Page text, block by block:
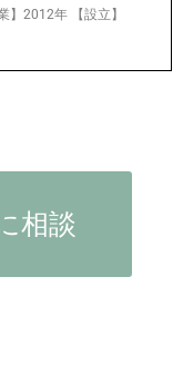
2012年 【設立】
相談